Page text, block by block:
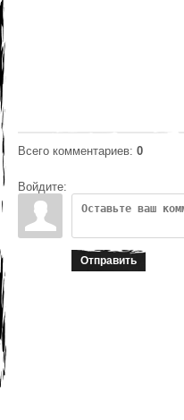
Всего комментариев: 0
Войдите:
Отправить